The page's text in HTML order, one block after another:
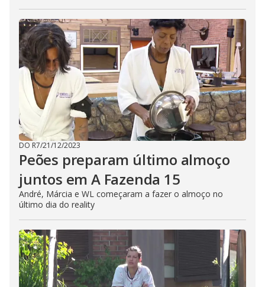
DO R7/21/12/2023
Peões preparam último almoço
juntos em A Fazenda 15
André, Márcia e WL começaram a fazer o almoço no
último dia do reality